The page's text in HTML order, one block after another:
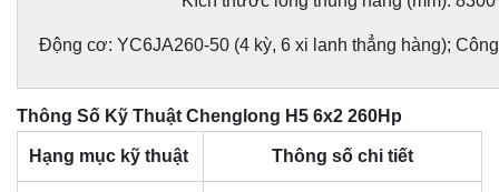
Động cơ: YC6JA260-50 (4 kỳ, 6 xi lanh thẳng hàng);
Thông Số Kỹ Thuật Chenglong H5 6x2 260Hp
Hạng mục kỹ thuật Thông số chi tiết